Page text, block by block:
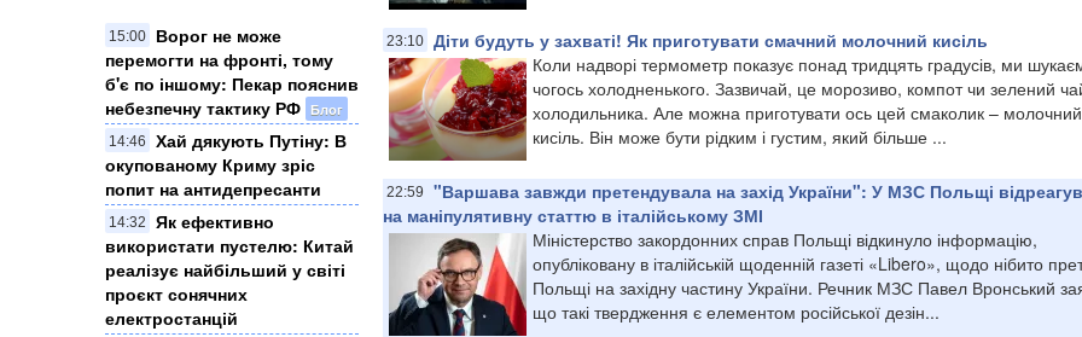
15:00
Ворог не може
перемогти на фронті, тому
б'є по іншому: Пекар пояснив
небезпечну тактику РФ Блог
14:46
Хай дякують Путіну: В
окупованому Криму зріс
попит на антидепресанти
14:32
Як ефективно
використати пустелю: Китай
реалізує найбільший у світі
проєкт сонячних
електростанцій
23:10 Діти будуть у захваті! Як приготувати смачний молочний кисіль
Коли надворі термометр показує понад тридцять градусів, ми
чогось холодненького. Зазвичай, це морозиво, компот чи зелений
холодильника. Але можна приготувати ось цей смаколик – молочний
кисіль. Він може бути рідким і густим, який більше ...
22:59
"Варшава завжди претендувала на захід України": У МЗС Польщі
на маніпулятивну статтю в італійському ЗМІ
Міністерство закордонних справ Польщі відкинуло інформацію,
опубліковану в італійській щоденній газеті «Libero», щодо нібито
Польщі на західну частину України. Речник МЗС Павел Вронський
що такі твердження є елементом російської дезін...